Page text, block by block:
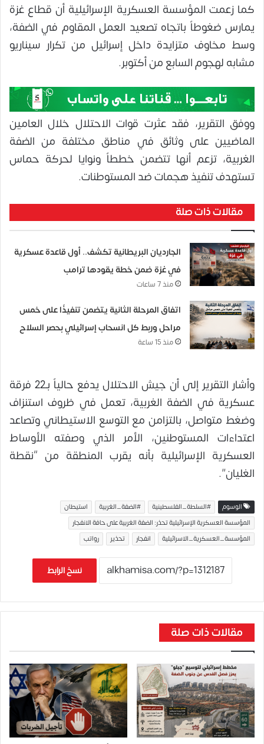
كما زعمت المؤسسة العسكرية الإسرائيلية أن قطاع غزة
يمارس ضغوطاً باتجاه تصعيد العمل المقاوم في الضفة،
وسط مخاوف متزايدة داخل إسرائيل من تكرار سيناريو
مشابه لهجوم السابع من أكتوبر.
ووفق التقرير، فقد عثرت قوات الاحتلال خلال العامين
الماضيين على وثائق في مناطق مختلفة من الضفة
الغربية، تزعم أنها تتضمن خططاً ونوايا لحركة حماس
تستهدف تنفيذ هجمات ضد المستوطنات.
مقالات ذات صلة
الجارديان البريطانية تكشف.. أول قاعدة عسكرية
في غزة ضمن خطة يقودها ترامب
منذ 7 ساعات
اتفاق المرحلة الثانية يتضمن تنفيذًا على خمس
مراحل وربط كل انسحاب إسرائيلي بحصر السلاح
منذ 15 ساعة
وأشار التقرير إلى أن جيش الاحتلال يدفع حالياً بـ22 فرقة
عسكرية في الضفة الغربية، تعمل في ظروف استنزاف
وضغط متواصل، بالتزامن مع التوسع الاستيطاني وتصاعد
اعتداءات المستوطنين، الأمر الذي وصفته الأوساط
العسكرية الإسرائيلية بأنه يقرب المنطقة من “نقطة
الغليان”.
الوسوم #السلطة_الفلسطينية #الضفة_الغربية
استيطان
المؤسسة العسكرية الإسرائيلية تحذر: الضفة الغربية على حافة الانفجار
المؤسسة_العسكرية_الاسرائيلية
انفجار تحذير رواتب
نسخ الرابط
مقالات ذات صلة